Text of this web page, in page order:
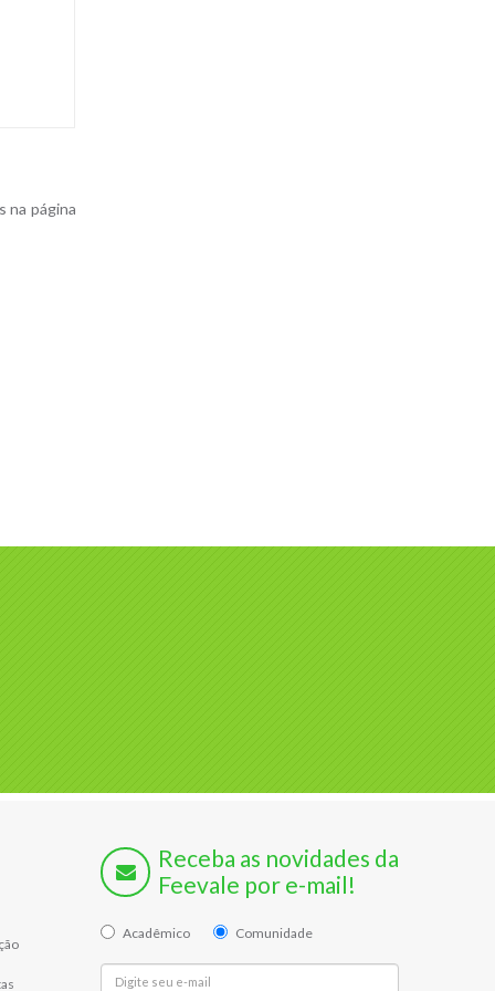
na página
Receba as novidades da
Feevale por e-mail!
Acadêmico Comunidade